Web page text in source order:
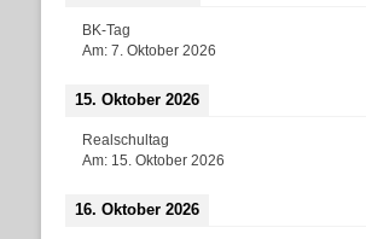
BK-Tag
Am: 7. Oktober 2026
15. Oktober 2026
Realschultag
Am: 15. Oktober 2026
16. Oktober 2026